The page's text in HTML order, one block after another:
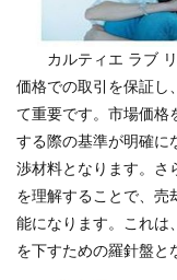
カルティエ ラブ
価格での取引を保証し
て重要です。市場価格
する際の基準が明確に
渉材料となります。さ
を理解することで、売
能になります。これは
を下すための羅針盤と